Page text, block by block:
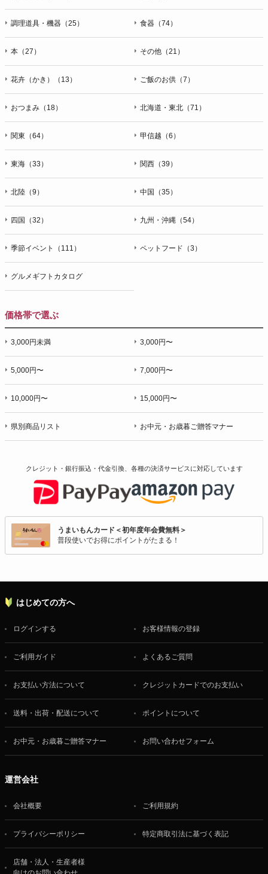
調理道具・機器（25） 食器（74）
本（27） その他（21）
花卉（かき）（13） ご飯のお供（7）
おつまみ（18） 北海道・東北（71）
関東（64） 甲信越（6）
東海（33） 関西（39）
北陸（9） 中国（35）
四国（32） 九州・沖縄（54）
季節イベント（111） ペットフード（3）
グルメギフトカタログ
価格帯で選ぶ
3,000円未満 3,000円〜
5,000円〜 7,000円〜
10,000円〜 15,000円〜
県別商品リスト お中元・お歳暮ご贈答マナー
クレジット・銀行振込・代金引換、各種の決済サービスに対応しています
うまいもんカード＜初年度年会費無料＞
普段使いでお得にポイントがたまる！
はじめての方へ
ログインする お客様情報の登録
ご利用ガイド よくあるご質問
お支払い方法について クレジットカードでのお支払い
送料・出荷・配送について ポイントについて
お中元・お歳暮ご贈答マナー お問い合わせフォーム
運営会社
会社概要 ご利用規約
プライバシーポリシー 特定商取引法に基づく表記
店舗・法人・生産者様